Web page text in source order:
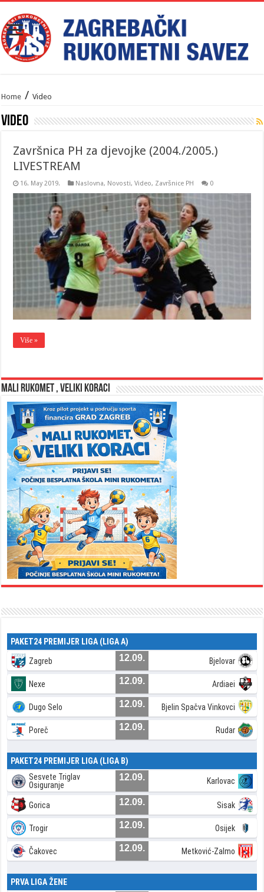
Home / Video
Video
Završnica PH za djevojke (2004./2005.)
LIVESTREAM
16. May 2019. Naslovna, Novosti,Video, Završnice PH 0
Više »
MALI RUKOMET , VELIKI KORACI
PAKET24 PREMIJER LIGA (LIGA A)
Zagreb 12.09. Bjelovar
Nexe 12.09. Ardiaei
Dugo Selo 12.09. Bjelin Spačva Vinkovci
Poreč 12.09. Rudar
PAKET24 PREMIJER LIGA (LIGA B)
Sesvete Triglav
Osiguranje
12.09. Karlovac
Gorica 12.09. Sisak
Trogir 12.09. Osijek
Čakovec 12.09. Metković-Zalmo
PRVA LIGA ŽENE